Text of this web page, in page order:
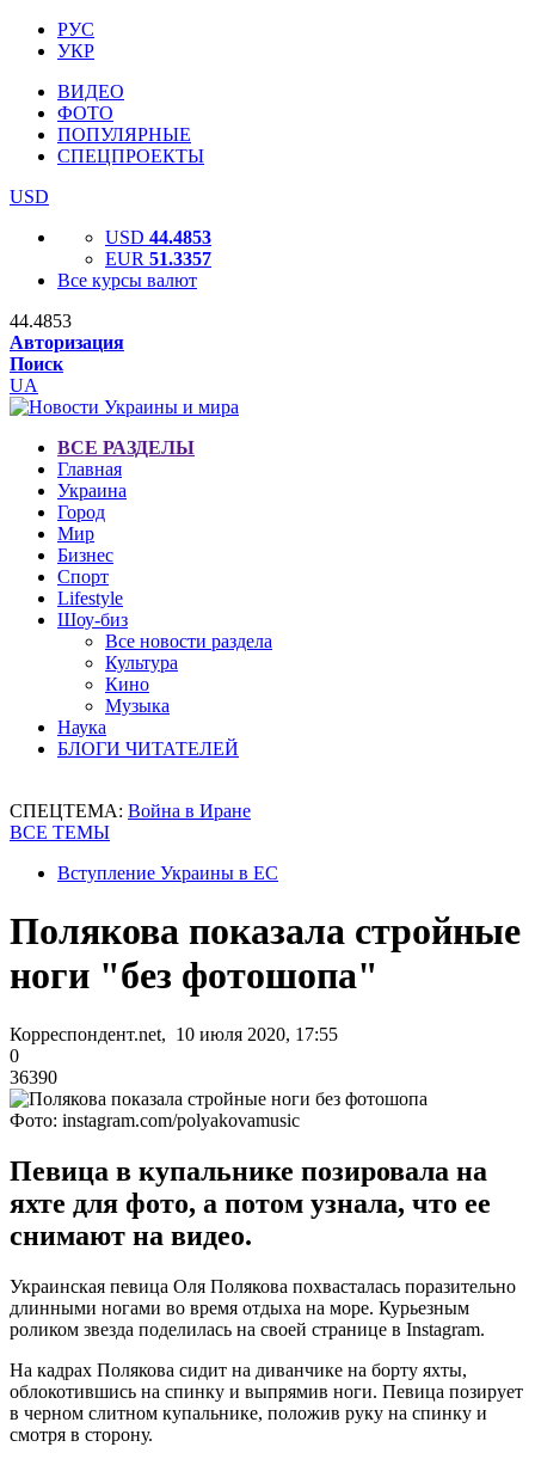
РУС
УКР
ВИДЕО
ФОТО
ПОПУЛЯРНЫЕ
СПЕЦПРОЕКТЫ
USD
USD 44.4853
EUR 51.3357
Все курсы валют
44.4853
Авторизация
Поиск
UA
ВСЕ РАЗДЕЛЫ
Главная
Украина
Город
Мир
Бизнес
Спорт
Lifestyle
Шоу-биз
Все новости раздела
Культура
Кино
Музыка
Наука
БЛОГИ ЧИТАТЕЛЕЙ
СПЕЦТЕМА: Война в Иране
ВСЕ ТЕМЫ
Вступление Украины в ЕС
Полякова показала стройные
ноги "без фотошопа"
Корреспондент.net, 10 июля 2020, 17:55
0
36390
Фото: instagram.com/polyakovamusic
Певица в купальнике позировала на
яхте для фото, а потом узнала, что ее
снимают на видео.
Украинская певица Оля Полякова похвасталась поразительно
длинными ногами во время отдыха на море. Курьезным
роликом звезда поделилась на своей странице в Instagram.
На кадрах Полякова сидит на диванчике на борту яхты,
облокотившись на спинку и выпрямив ноги. Певица позирует
в черном слитном купальнике, положив руку на спинку и
смотря в сторону.